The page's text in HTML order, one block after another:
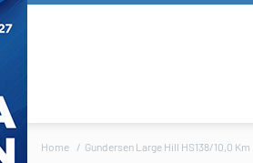
Home Gundersen Large Hill HS138/10,0 Km